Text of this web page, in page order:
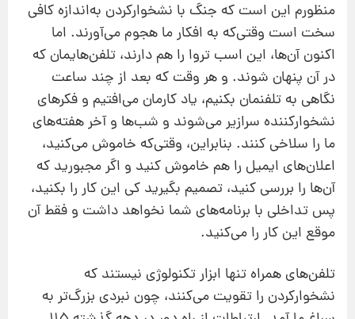
منظورم این است که جنگ با نشخوارکردن به‌اندازه کافی
سخت است وقتی‌که به افکار ما هجوم می‌آورند. اما
اکنون آن‌ها، این اسب تروا را هم دارند، تلفن‌هایمان که
در آن پنهان شوند. و هر وقت که بعد از چند ساعت
نگاهی به تلفنمان بکنیم، یاد کارمان می‌افتیم و فکرهای
نشخوارکننده سرازیر می‌شوند و شب‌ها و آخر هفته‌های
ما را سلاخی کنند. بنابراین، وقتی‌که خاموش می‌کنید،
اعلان‌های ایمیل را هم خاموش کنید و اگر مجبورید که
آن‌ها را بررسی کنید، تصمیم بگیرید کی این کار را بکنید،
پس تداخلی با برنامه‌های شما نخواهد داشت و فقط آن
موقع این کار را می‌کنید.
تلفن‌های همراه تنها ابزار تکنولوژی نیستند که
نشخوارکردن را تقویت می‌کنند، چون نبردی بزرگ‌تر به